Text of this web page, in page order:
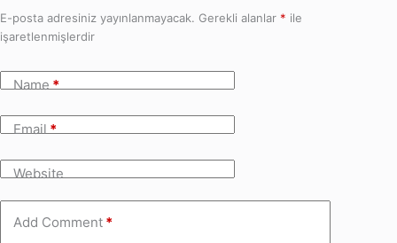
E-posta adresiniz yayınlanmayacak. Gerekli alanlar * ile
işaretlenmişlerdir
Name*
Email*
Website
Add Comment *